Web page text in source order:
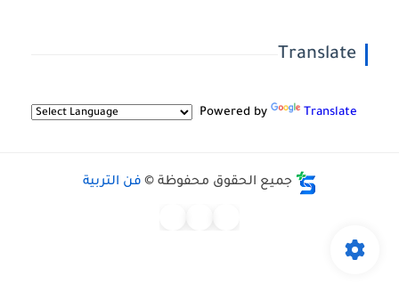
Translate
Powered by Translate
جميع الحقوق محفوظة © فن التربية